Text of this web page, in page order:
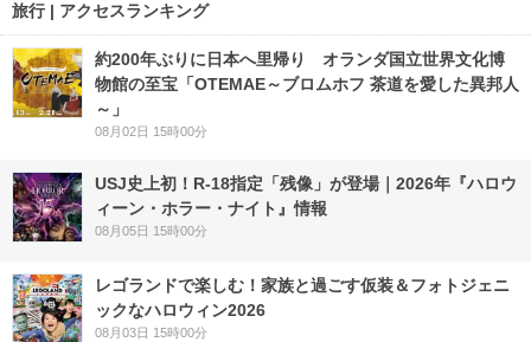
旅行 | アクセスランキング
約200年ぶりに日本へ里帰り オランダ国立世界文化博
物館の至宝「OTEMAE～ブロムホフ 茶道を愛した異邦人
～」
08月02日 15時00分
USJ史上初！R-18指定「残像」が登場｜2026年『ハロウ
ィーン・ホラー・ナイト』情報
08月05日 15時00分
レゴランドで楽しむ！家族と過ごす仮装＆フォトジェニ
ックなハロウィン2026
08月03日 15時00分